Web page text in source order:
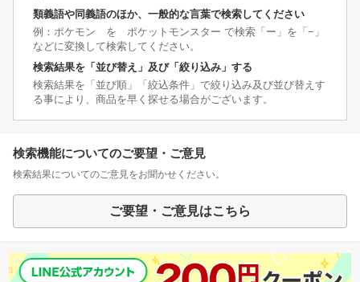
類義語や同義語のほか、一般的な言葉で検索してください
例：ポケモン を ポケットモンスター で検索「ー」を「−」
などに変換して検索してください。
検索結果を「並び替え」及び「絞り込み」する
検索結果を「並び順」「絞込条件」で絞り込み及び並び替えす
る事により、商品を早く探せる場合がございます。
検索機能についてのご要望・ご意見
検索結果についてのご意見をお聞かせください。
ご要望・ご意見はこちら